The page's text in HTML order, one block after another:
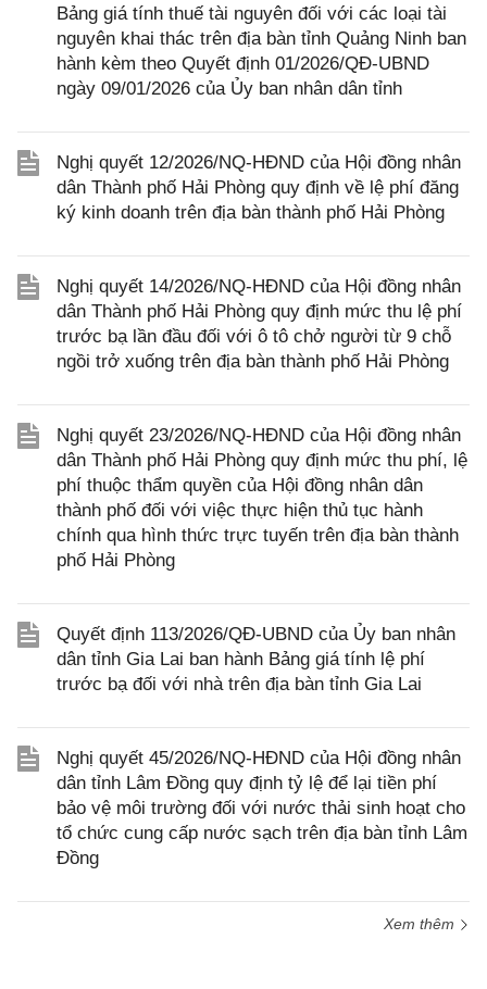
Bảng giá tính thuế tài nguyên đối với các loại tài
nguyên khai thác trên địa bàn tỉnh Quảng Ninh ban
hành kèm theo Quyết định 01/2026/QĐ-UBND
ngày 09/01/2026 của Ủy ban nhân dân tỉnh
Nghị quyết 12/2026/NQ-HĐND của Hội đồng nhân
dân Thành phố Hải Phòng quy định về lệ phí đăng
ký kinh doanh trên địa bàn thành phố Hải Phòng
Nghị quyết 14/2026/NQ-HĐND của Hội đồng nhân
dân Thành phố Hải Phòng quy định mức thu lệ phí
trước bạ lần đầu đối với ô tô chở người từ 9 chỗ
ngồi trở xuống trên địa bàn thành phố Hải Phòng
Nghị quyết 23/2026/NQ-HĐND của Hội đồng nhân
dân Thành phố Hải Phòng quy định mức thu phí, lệ
phí thuộc thẩm quyền của Hội đồng nhân dân
thành phố đối với việc thực hiện thủ tục hành
chính qua hình thức trực tuyến trên địa bàn thành
phố Hải Phòng
Quyết định 113/2026/QĐ-UBND của Ủy ban nhân
dân tỉnh Gia Lai ban hành Bảng giá tính lệ phí
trước bạ đối với nhà trên địa bàn tỉnh Gia Lai
Nghị quyết 45/2026/NQ-HĐND của Hội đồng nhân
dân tỉnh Lâm Đồng quy định tỷ lệ để lại tiền phí
bảo vệ môi trường đối với nước thải sinh hoạt cho
tổ chức cung cấp nước sạch trên địa bàn tỉnh Lâm
Đồng
Xem thêm